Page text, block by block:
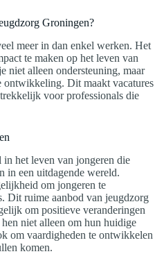
Groningen?
meer in dan enkel werken. Het
te maken op het leven van
niet alleen ondersteuning, maar
Dit maakt vacatures
voor professionals die
het leven van jongeren die
in een uitdagende wereld.
om jongeren te
Dit ruime aanbod van jeugdzorg
om positieve veranderingen
niet alleen om hun huidige
om vaardigheden te ontwikkelen
komen.